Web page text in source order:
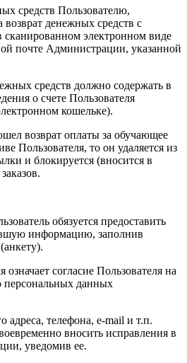
средств Пользователю,
возврат денежных средств с
сканированном электронном виде
почте Администрации, указанной
средств должно содержать в
о счете Пользователя
кошельке).
возврат оплаты за обучающее
Пользователя, то он удаляется из
и блокируется (вносится в
обязуется предоставить
информацию, заполнив
означает согласие Пользователя на
персональных данных
адреса, телефона, e-mail и т.п.
вносить исправления в
уведомив ее.